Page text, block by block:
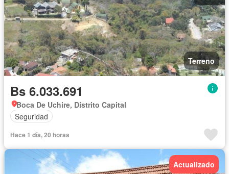
Terreno
Bs 6.033.691
Boca De Uchire, Distrito Capital
Seguridad
Hace 1 día, 20 horas
Actualizado